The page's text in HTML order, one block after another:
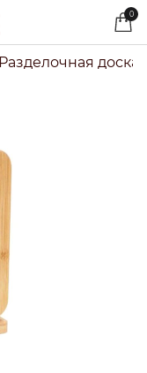
0
Разделочная доска